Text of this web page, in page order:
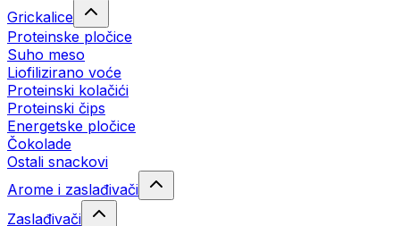
Grickalice
Proteinske pločice
Suho meso
Liofilizirano voće
Proteinski kolačići
Proteinski čips
Energetske pločice
Čokolade
Ostali snackovi
Arome i zaslađivači
Zaslađivači